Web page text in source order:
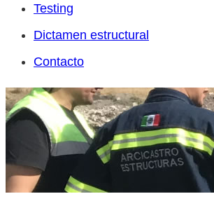
Testing
Dictamen estructural
Contacto